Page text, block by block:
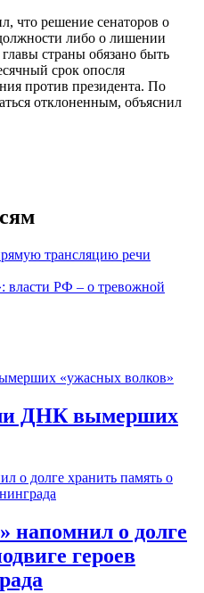
что решение сенаторов о
либо о лишении
страны обязано быть
срок опосля
против президента. По
отклоненным, объяснил
трансляцию речи
власти РФ – о тревожной
ДНК вымерших
напомнил о долге
героев